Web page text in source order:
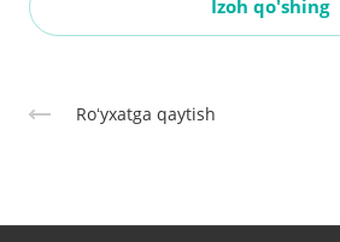
Izoh qo'shing
Roʻyxatga qaytish